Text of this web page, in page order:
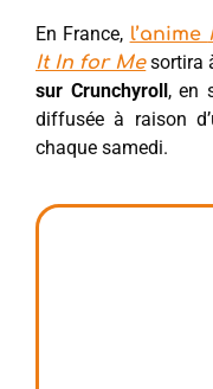
En France, l’anime
It In for Mesortira
sur Crunchyroll , en
diffusée à raison
chaque samedi.